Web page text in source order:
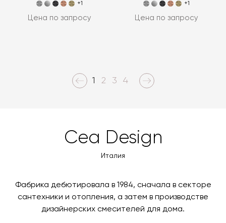
+1
Цена по запросу
+1
Цена по запросу
1 2 3 4
Cea Design
Италия
Фабрика дебютировала в 1984, сначала в секторе
сантехники и отопления, а затем в производстве
дизайнерских смесителей для дома.